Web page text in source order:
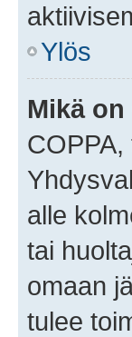
Ylös
Mikä on
alle
tai
omaan
tulee